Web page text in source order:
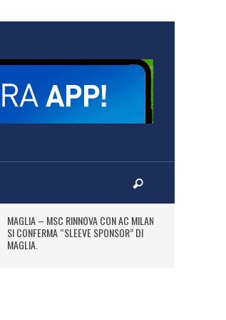
MAGLIA – MSC RINNOVA CON AC MILAN E
SI CONFERMA “SLEEVE SPONSOR” DI
MAGLIA.